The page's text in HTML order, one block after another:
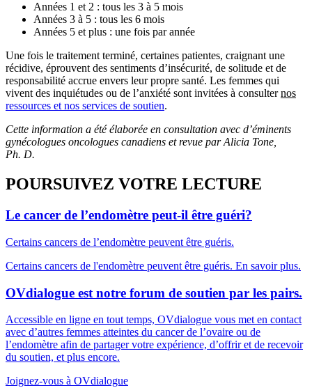
Années 1 et 2 : tous les 3 à 5 mois
Années 3 à 5 : tous les 6 mois
Années 5 et plus : une fois par année
Une fois le traitement terminé, certaines patientes, craignant une
récidive, éprouvent des sentiments d’insécurité, de solitude et de
responsabilité accrue envers leur propre santé. Les femmes qui
vivent des inquiétudes ou de l’anxiété sont invitées à consulternos
ressources et nos services de soutien.
Cette information a été élaborée en consultation avec d’éminents
gynécologues oncologues canadiens et revue par Alicia Tone,
Ph. D.
POURSUIVEZ VOTRE LECTURE
Le cancer de l’endomètre peut-il être guéri?
Certains cancers de l’endomètre peuvent être guéris.
Certains cancers de l'endomètre peuvent être guéris. En savoir plus.
OVdialogue est notre forum de soutien par les pairs.
Accessible en ligne en tout temps, OVdialogue vous met en contact
avec d’autres femmes atteintes du cancer de l’ovaire ou de
l’endomètre afin de partager votre expérience, d’offrir et de recevoir
du soutien, et plus encore.
Joignez-vous à OVdialogue